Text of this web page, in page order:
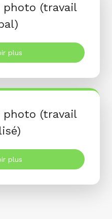
photo (travail
plus
photo (travail
plus